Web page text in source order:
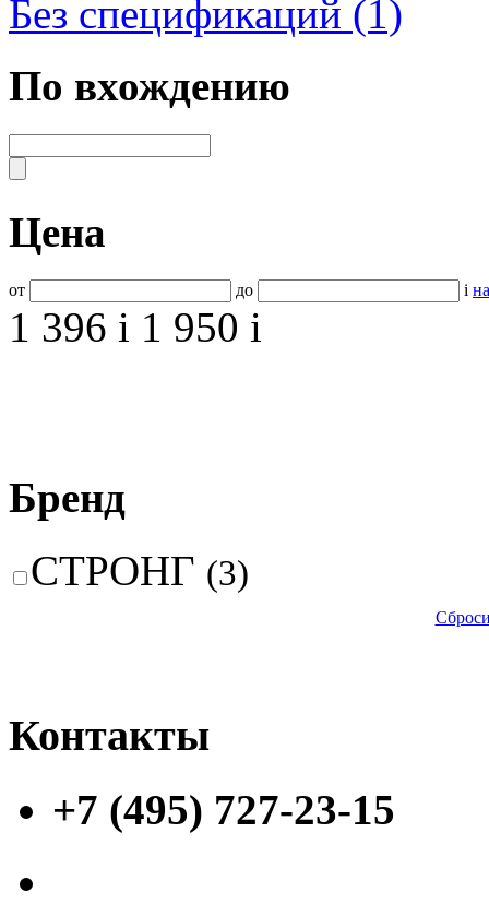
Без спецификаций (1)
По вхождению
Цена
от до i
1 396 i 1 950 i
Бренд
СТРОНГ (3)
Контакты
+7 (495) 727-23-15